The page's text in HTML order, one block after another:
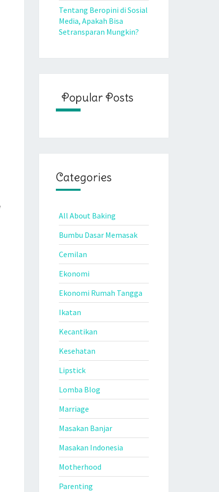
Tentang Beropini di Sosial
Media, Apakah Bisa
Setransparan Mungkin?
Popular Posts
Categories
All About Baking
Bumbu Dasar Memasak
Cemilan
Ekonomi
Ekonomi Rumah Tangga
Ikatan
Kecantikan
Kesehatan
Lipstick
Lomba Blog
Marriage
Masakan Banjar
Masakan Indonesia
Motherhood
Parenting